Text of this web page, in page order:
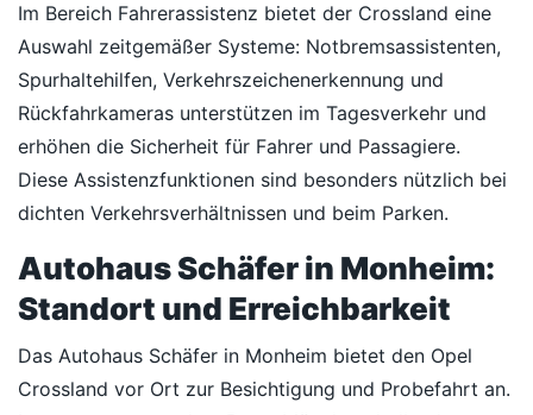
Im Bereich Fahrerassistenz bietet der Crossland eine
Auswahl zeitgemäßer Systeme: Notbremsassistenten,
Spurhaltehilfen, Verkehrszeichenerkennung und
Rückfahrkameras unterstützen im Tagesverkehr und
erhöhen die Sicherheit für Fahrer und Passagiere.
Diese Assistenzfunktionen sind besonders nützlich bei
dichten Verkehrsverhältnissen und beim Parken.
Autohaus Schäfer in Monheim:
Standort und Erreichbarkeit
Das Autohaus Schäfer in Monheim bietet den Opel
Crossland vor Ort zur Besichtigung und Probefahrt an.